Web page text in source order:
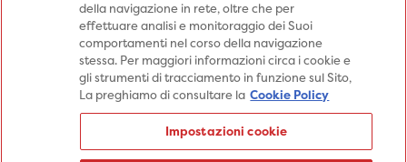
Patologie
Informazioni
Percorsi
Informazioni
Prenota una visita
Prenota una visita
della navigazione in rete, oltre che per
effettuare analisi e monitoraggio dei Suoi
comportamenti nel corso della navigazione
stessa. Per maggiori informazioni circa i cookie e
gli strumenti di tracciamento in funzione sul Sito,
La preghiamo di consultare la Cookie Policy
Impostazioni cookie